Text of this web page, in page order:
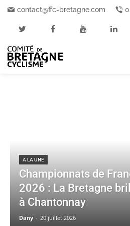
contact@ffc-bretagne.com
Sélections Sélections Equipe
DE
A LA UNE
Championnats de
2026 : La Bretagne
à Chantonnay
Dany - 20 juillet 2026